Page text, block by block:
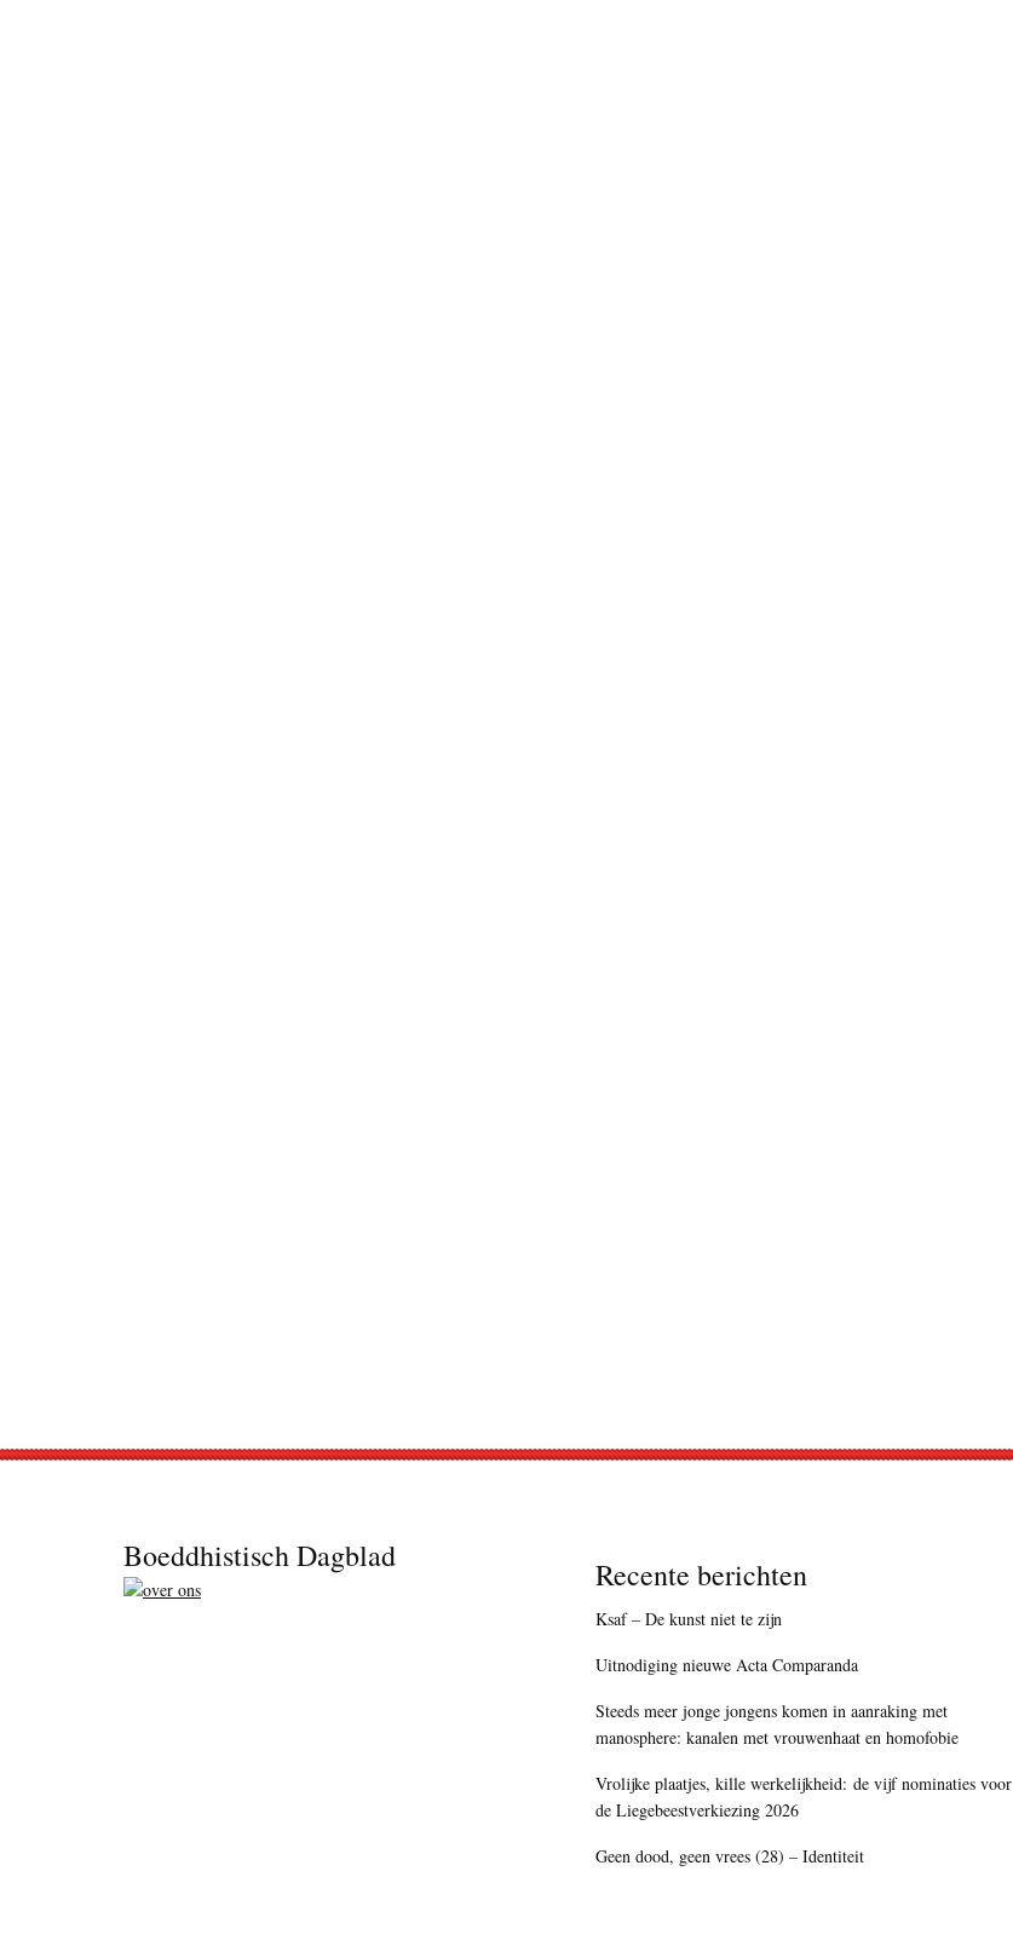
Boeddhistisch Dagblad Recente berichten
Ksaf – De kunst niet te zijn
Uitnodiging nieuwe Acta Comparanda
Steeds meer jonge jongens komen in aanraking met
manosphere: kanalen met vrouwenhaat en homofobie
Vrolijke plaatjes, kille werkelijkheid: de vijf nominaties voor
de Liegebeestverkiezing 2026
Geen dood, geen vrees (28) – Identiteit